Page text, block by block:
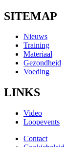
SITEMAP
Nieuws
Training
Materiaal
Gezondheid
Voeding
LINKS
Video
Loopevents
Contact